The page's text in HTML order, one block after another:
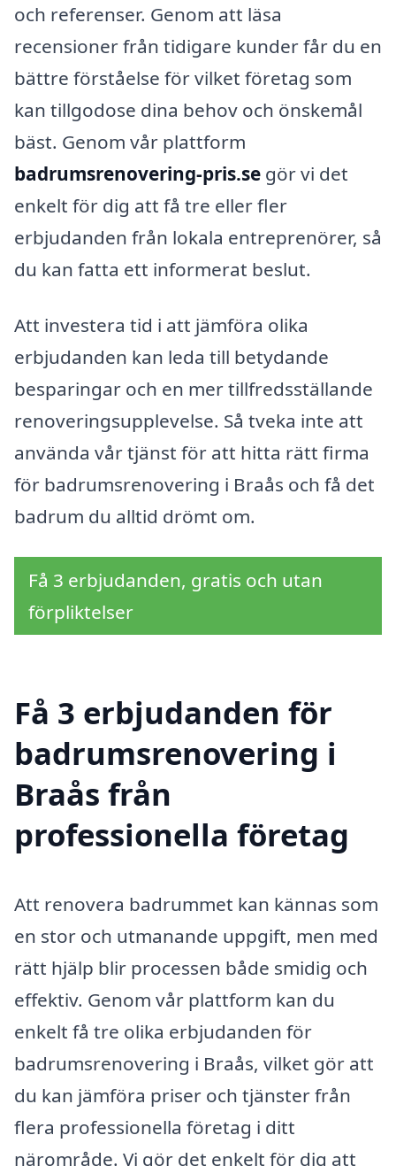
och referenser. Genom att läsa
recensioner från tidigare kunder får du en
bättre förståelse för vilket företag som
kan tillgodose dina behov och önskemål
bäst. Genom vår plattform
badrumsrenovering-pris.se gör vi det
enkelt för dig att få tre eller fler
erbjudanden från lokala entreprenörer, så
du kan fatta ett informerat beslut.
Att investera tid i att jämföra olika
erbjudanden kan leda till betydande
besparingar och en mer tillfredsställande
renoveringsupplevelse. Så tveka inte att
använda vår tjänst för att hitta rätt firma
för badrumsrenovering i Braås och få det
badrum du alltid drömt om.
Få 3 erbjudanden, gratis och utan
förpliktelser
Få 3 erbjudanden för
badrumsrenovering i
Braås från
professionella företag
Att renovera badrummet kan kännas som
en stor och utmanande uppgift, men med
rätt hjälp blir processen både smidig och
effektiv. Genom vår plattform kan du
enkelt få tre olika erbjudanden för
badrumsrenovering i Braås, vilket gör att
du kan jämföra priser och tjänster från
flera professionella företag i ditt
närområde. Vi gör det enkelt för dig att